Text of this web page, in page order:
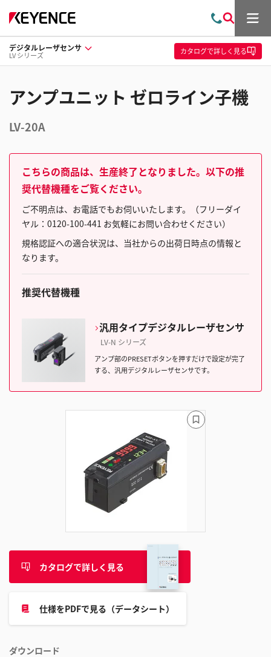
問
い
合
わ
索
メ
ュ
ー
デジタルレーザセンサ
LV シリーズ カタログで詳しく見る
アンプユニット ゼロライン子機
LV-20A
こちらの商品は、生産終了となりました。以下の推
奨代替機種をご覧ください。
ご不明点は、お電話でもお伺いいたします。（フリーダイ
ヤル：0120-100-441 お気軽にお問い合わせください）
規格認証への適合状況は、当社からの出荷日時点の情報と
なります。
推奨代替機種
汎用タイプデジタルレーザセンサ
LV-N シリーズ
アンプ部のPRESETボタンを押すだけで設定が完了
する、汎用デジタルレーザセンサです。
カタログで詳しく見る
仕様をPDFで見る（データシート）
ダウンロード
ブ
ッ